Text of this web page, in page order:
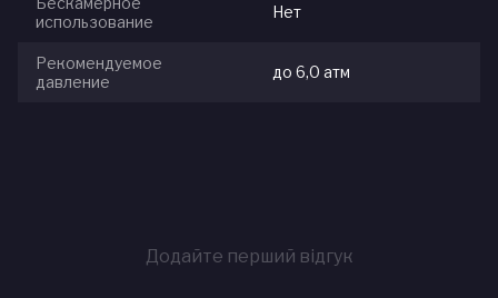
использование
Нет
Рекомендуемое
давление
до 6,0 атм
Додайте перший відгук